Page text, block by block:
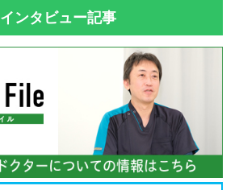
インタビュー記事